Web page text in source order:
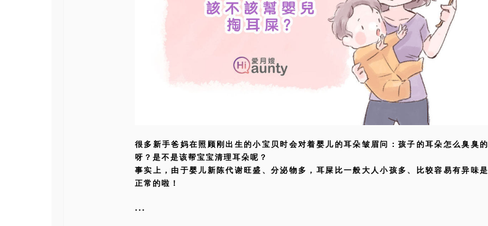
很多新手爸妈在照顾刚出生的小宝贝时会对着婴儿的耳朵皱眉问：孩子的耳朵怎么臭臭的
呀？是不是该帮宝宝清理耳朵呢？
事实上，由于婴儿新陈代谢旺盛、分泌物多，耳屎比一般大人小孩多、比较容易有异味是
正常的啦！
...